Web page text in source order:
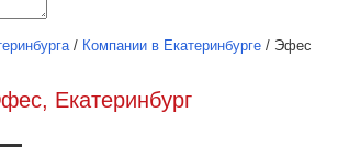
/ Компании в Екатеринбурге / Эфес
Екатеринбург